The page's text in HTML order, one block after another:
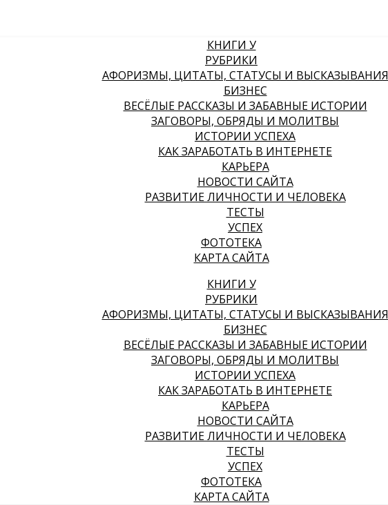
КНИГИ У
РУБРИКИ
АФОРИЗМЫ, ЦИТАТЫ, СТАТУСЫ И ВЫСКАЗЫВАНИЯ
БИЗНЕС
ВЕСЁЛЫЕ РАССКАЗЫ И ЗАБАВНЫЕ ИСТОРИИ
ЗАГОВОРЫ, ОБРЯДЫ И МОЛИТВЫ
ИСТОРИИ УСПЕХА
КАК ЗАРАБОТАТЬ В ИНТЕРНЕТЕ
КАРЬЕРА
НОВОСТИ САЙТА
РАЗВИТИЕ ЛИЧНОСТИ И ЧЕЛОВЕКА
ТЕСТЫ
УСПЕХ
ФОТОТЕКА
КАРТА САЙТА
КНИГИ У
РУБРИКИ
АФОРИЗМЫ, ЦИТАТЫ, СТАТУСЫ И ВЫСКАЗЫВАНИЯ
БИЗНЕС
ВЕСЁЛЫЕ РАССКАЗЫ И ЗАБАВНЫЕ ИСТОРИИ
ЗАГОВОРЫ, ОБРЯДЫ И МОЛИТВЫ
ИСТОРИИ УСПЕХА
КАК ЗАРАБОТАТЬ В ИНТЕРНЕТЕ
КАРЬЕРА
НОВОСТИ САЙТА
РАЗВИТИЕ ЛИЧНОСТИ И ЧЕЛОВЕКА
ТЕСТЫ
УСПЕХ
ФОТОТЕКА
КАРТА САЙТА